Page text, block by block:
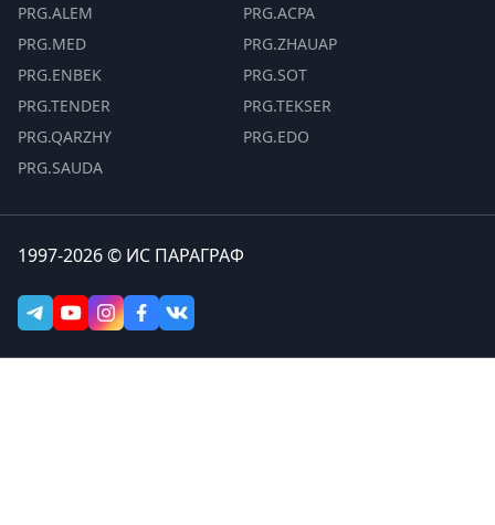
PRG.ALEM
PRG.MED
PRG.ENBEK
PRG.TENDER
PRG.QARZHY
PRG.SAUDA
PRG.ACPA
PRG.ZHAUAP
PRG.SOT
PRG.TEKSER
PRG.EDO
1997-2026 © ИС ПАРАГРАФ